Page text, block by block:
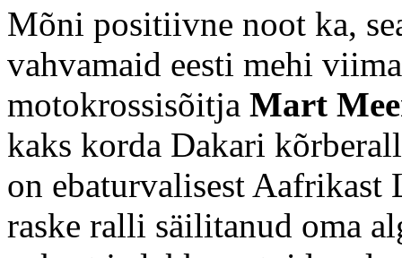
Mõni positiivne noot ka,
vahvamaid eesti mehi
motokrossisõitja Mart
kaks korda Dakari
on ebaturvalisest Aafrikast
raske ralli säilitanud oma